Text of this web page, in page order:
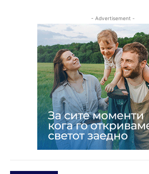
- Advertisement -